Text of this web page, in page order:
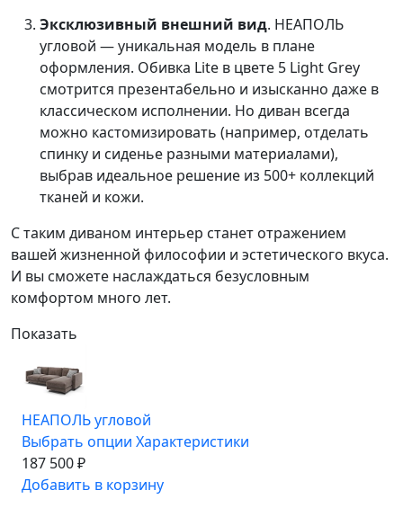
Эксклюзивный внешний вид. НЕАПОЛЬ
угловой — уникальная модель в плане
оформления. Обивка Lite в цвете 5 Light Grey
смотрится презентабельно и изысканно даже в
классическом исполнении. Но диван всегда
можно кастомизировать (например, отделать
спинку и сиденье разными материалами),
выбрав идеальное решение из 500+ коллекций
тканей и кожи.
С таким диваном интерьер станет отражением
вашей жизненной философии и эстетического вкуса.
И вы сможете наслаждаться безусловным
комфортом много лет.
Показать
НЕАПОЛЬ угловой
Выбрать опции Характеристики
187 500 ₽
Добавить в корзину